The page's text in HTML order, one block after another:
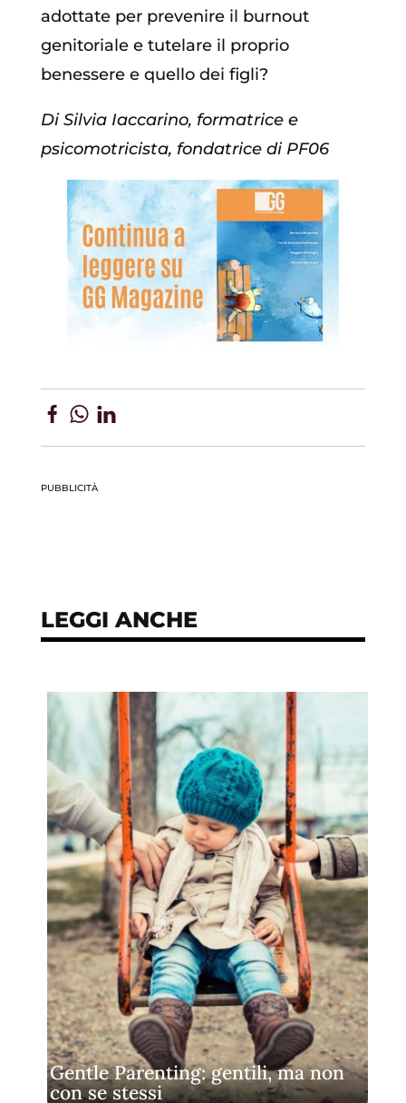
adottate per prevenire il burnout
genitoriale e tutelare il proprio
benessere e quello dei figli?
Di Silvia Iaccarino, formatrice e
psicomotricista, fondatrice di PF06
PUBBLICITÀ
LEGGI ANCHE
Gentle Parenting: gentili, ma non
con se stessi